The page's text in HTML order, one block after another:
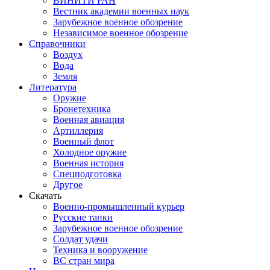
Вестник академии военных наук
Зарубежное военное обозрение
Независимое военное обозрение
Справочники
Воздух
Вода
Земля
Литература
Оружие
Бронетехника
Военная авиация
Артиллерия
Военный флот
Холодное оружие
Военная история
Спецподготовка
Другое
Скачать
Военно-промышленный курьер
Русские танки
Зарубежное военное обозрение
Солдат удачи
Техника и вооружение
ВС стран мира